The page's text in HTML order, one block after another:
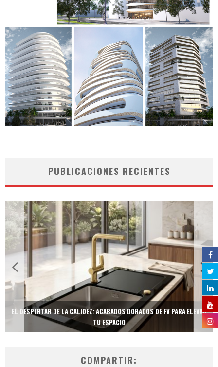
PUBLICACIONES RECIENTES
EL DESPERTAR DE LA CALIDEZ: ACABADOS DORADOS DE FV PARA ELEVAR
TU ESPACIO
COMPARTIR: